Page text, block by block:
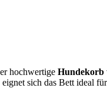
hochwertige Hundekorb
sich das Bett ideal